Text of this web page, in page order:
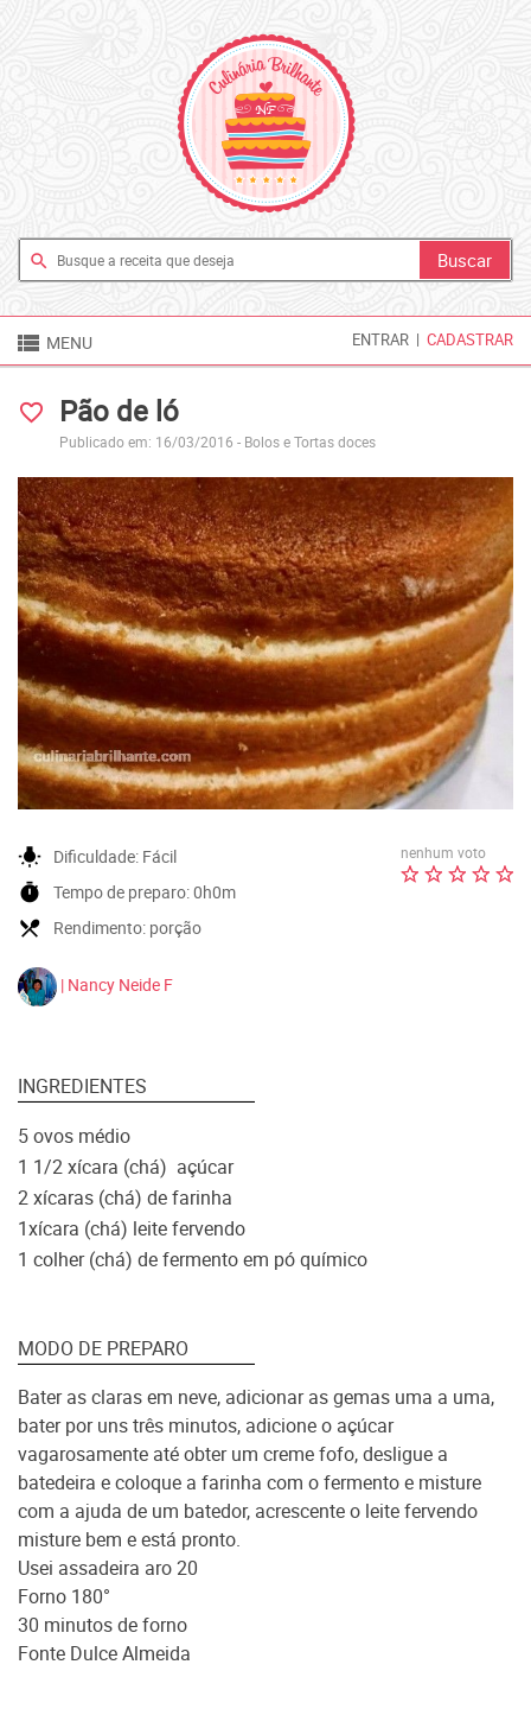
search
 MENU ENTRAR | CADASTRAR
favorite_border Pão de ló
Publicado em: 16/03/2016 - Bolos e Tortas doces
nenhum voto
wb_incandescent Dificuldade: Fácil
timer Tempo de preparo:0h0m
local_dining Rendimento: porção
| Nancy Neide F
INGREDIENTES
5 ovos médio
1 1/2 xícara (chá) açúcar
2 xícaras (chá) de farinha
1xícara (chá) leite fervendo
1 colher (chá) de fermento em pó químico
MODO DE PREPARO
Bater as claras em neve, adicionar as gemas uma a uma,
bater por uns três minutos, adicione o açúcar
vagarosamente até obter um creme fofo, desligue a
batedeira e coloque a farinha com o fermento e misture
com a ajuda de um batedor, acrescente o leite fervendo
misture bem e está pronto.
Usei assadeira aro 20
Forno 180°
30 minutos de forno
Fonte Dulce Almeida